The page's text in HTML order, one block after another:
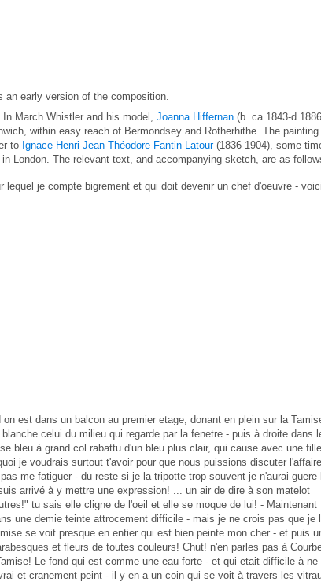
an early version of the composition.
March Whistler and his model, Joanna Hiffernan (b. ca 1843-
within easy reach of Bermondsey and Rotherhithe. The painting
to Ignace-Henri-Jean-Théodore Fantin-Latour(1836-1904), some
London. The relevant text, and accompanying sketch, are as
lequel je compte bigrement et qui doit devenir un chef d'oeuvre -
est dans un balcon au premier etage, donant en plein sur la
celui du milieu qui regarde par la fenetre - puis à droite dans
bleu à grand col rabattu d'un bleu plus clair, qui cause avec une fille
je voudrais surtout t'avoir pour que nous puissions discuter
me fatiguer - du reste si je la tripotte trop souvent je n'aurai guere
arrivé à y mettre une expression! ... un air de dire à son matelot
tu sais elle cligne de l'oeil et elle se moque de lui! - Maintenant
une demie teinte attrocement difficile - mais je ne crois pas que je
se voit presque en entier qui est bien peinte mon cher - et puis
et fleurs de toutes couleurs! Chut! n'en parles pas à
Le fond qui est comme une eau forte - et qui etait difficile à ne
et cranement peint - il y en a un coin qui se voit à travers les